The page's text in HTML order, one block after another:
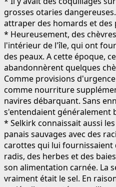
grosses otaries
attraper des homards et des
* Heureusement, des
l'intérieur de l'île, qui ont
des peaux. A cette époque,
abandonnèrent quelques
Comme provisions
comme nourriture
navires débarquant. Sans
s'entendaient généralement
* Selkirk connaissait aussi
panais sauvages avec des
carottes qui lui fournissaient
radis, des herbes et des
son alimentation carnée. La
vraiment était le sel. En